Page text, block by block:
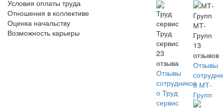
Условия оплаты труда
Отношения в коллективе
Оценка начальству
Возможность карьеры
Труд
сервис
23
отзыва
Отзывы
сотрудников
о Труд
сервис
МТ-
Групп
13
отзывов
Отзывы
о МТ-
Групп